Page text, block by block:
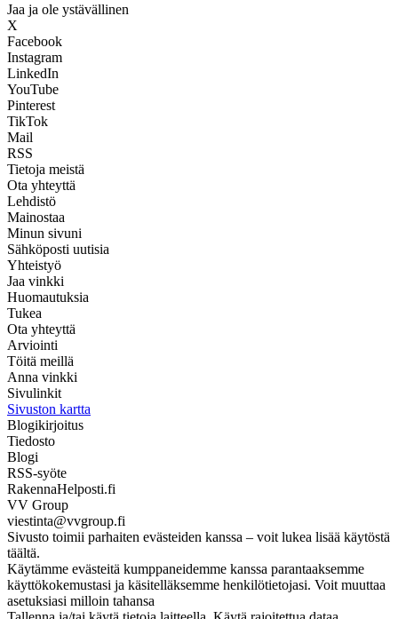
Jaa ja ole ystävällinen
X
Facebook
Instagram
LinkedIn
YouTube
Pinterest
TikTok
Mail
RSS
Tietoja meistä
Ota yhteyttä
Lehdistö
Mainostaa
Minun sivuni
Sähköposti uutisia
Yhteistyö
Jaa vinkki
Huomautuksia
Tukea
Ota yhteyttä
Arviointi
Töitä meillä
Anna vinkki
Sivulinkit
Sivuston kartta
Blogikirjoitus
Tiedosto
Blogi
RSS-syöte
RakennaHelposti.fi
VV Group
viestinta@vvgroup.fi
Sivusto toimii parhaiten evästeiden kanssa – voit lukea lisää käytöstä
täältä.
Käytämme evästeitä kumppaneidemme kanssa parantaaksemme
käyttökokemustasi ja käsitelläksemme henkilötietojasi. Voit muuttaa
asetuksiasi milloin tahansa